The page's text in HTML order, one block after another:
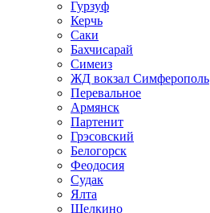
Гурзуф
Керчь
Саки
Бахчисарай
Симеиз
ЖД вокзал Симферополь
Перевальное
Армянск
Партенит
Грэсовский
Белогорск
Феодосия
Судак
Ялта
Щелкино